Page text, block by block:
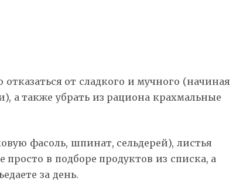
от сладкого и мучного (начиная
а также убрать из рациона крахмальные
фасоль, шпинат, сельдерей), листья
в подборе продуктов из списка, а
за день.